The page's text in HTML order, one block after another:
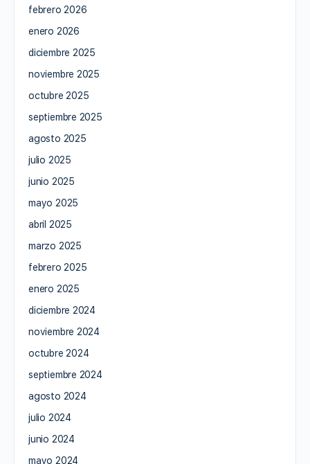
febrero 2026
enero 2026
diciembre 2025
noviembre 2025
octubre 2025
septiembre 2025
agosto 2025
julio 2025
junio 2025
mayo 2025
abril 2025
marzo 2025
febrero 2025
enero 2025
diciembre 2024
noviembre 2024
octubre 2024
septiembre 2024
agosto 2024
julio 2024
junio 2024
mayo 2024